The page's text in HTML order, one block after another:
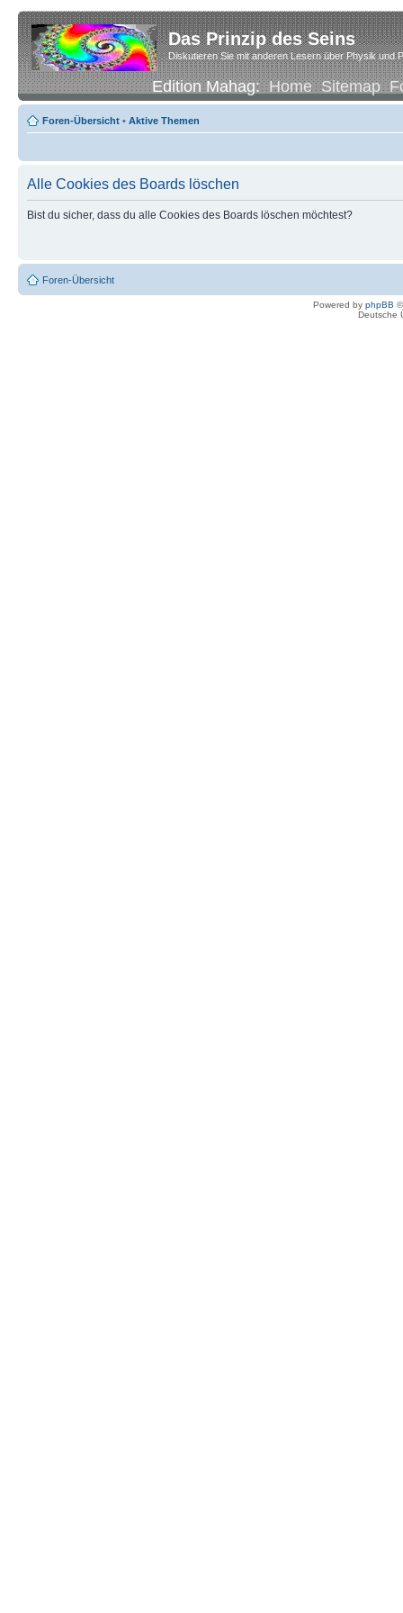
Das Prinzip des Seins
Diskutieren Sie mit anderen Lesern über Physik und
Edition Mahag:Home Sitemap
Foren-Übersicht • Aktive Themen
Alle Cookies des Boards löschen
Bist du sicher, dass du alle Cookies des Boards löschen möchtest?
Foren-Übersicht
Powered by phpBB
Deutsche